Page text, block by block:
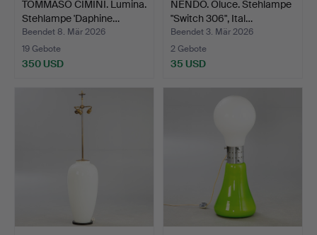
TOMMASO CIMINI. Lumina.
Stehlampe 'Daphine…
Beendet 8. Mär 2026
19 Gebote
350 USD
NENDO. Oluce. Stehlampe
"Switch 306", Ital…
Beendet 3. Mär 2026
2 Gebote
35 USD